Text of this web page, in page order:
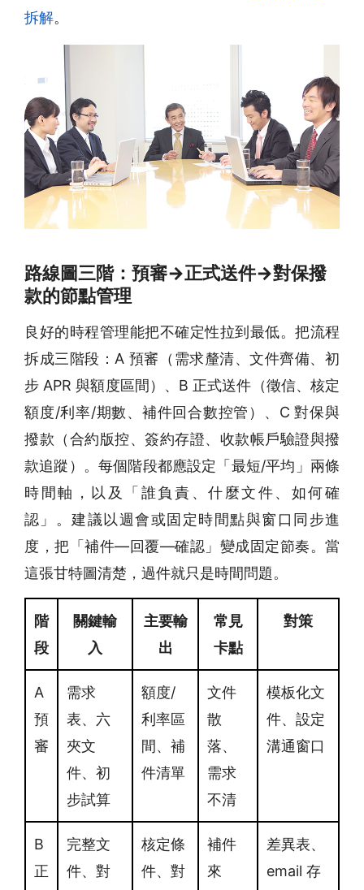
拆解。
路線圖三階：預審→正式送件→對保撥
款的節點管理
良好的時程管理能把不確定性拉到最低。把流程
拆成三階段：A 預審（需求釐清、文件齊備、初
步 APR 與額度區間）、B 正式送件（徵信、核定
額度/利率/期數、補件回合數控管）、C 對保與
撥款（合約版控、簽約存證、收款帳戶驗證與撥
款追蹤）。每個階段都應設定「最短/平均」兩條
時間軸，以及「誰負責、什麼文件、如何確
認」。建議以週會或固定時間點與窗口同步進
度，把「補件—回覆—確認」變成固定節奏。當
這張甘特圖清楚，過件就只是時間問題。
階
段
關鍵輸
入
主要輸
出
常見
卡點
對策
A
預
審
需求
表、六
夾文
件、初
步試算
額度/
利率區
間、補
件清單
文件
散
落、
需求
不清
模板化文
件、設定
溝通窗口
B
正
完整文
件、對
核定條
件、對
補件
來
差異表、
email 存